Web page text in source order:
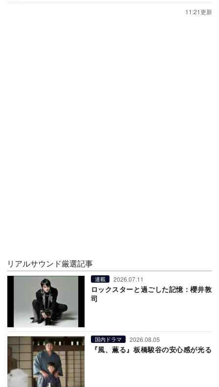
11:21更新
リアルサウンド厳選記事
連載 2026.07.11
ロックスターと過ごした記憶：櫻井敦
司
国内ドラマ 2026.08.05
『風、薫る』板橋駿谷の安心感が光る